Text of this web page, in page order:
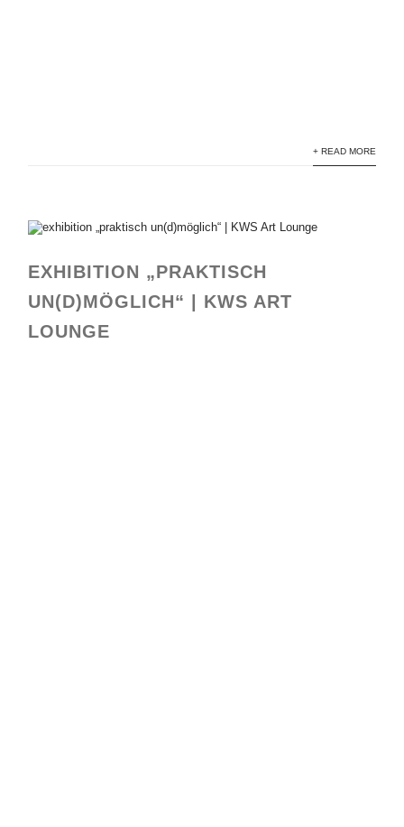
+ READ MORE
EXHIBITION „PRAKTISCH
UN(D)MÖGLICH“ | KWS ART
LOUNGE